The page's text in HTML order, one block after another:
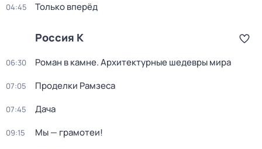
04:45 Только вперёд
Россия К
06:30 Роман в камне. Архитектурные шедевры мира
07:05 Проделки Рамзеса
07:45 Дача
09:15 Мы — грамотеи!